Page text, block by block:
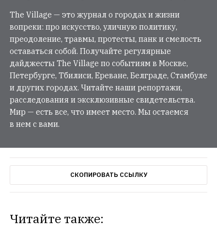
The Village — это журнал о городах и жизни
вопреки: про искусство, уличную политику,
преодоление, травмы, протесты, панк и смелость
оставаться собой. Получайте регулярные
дайджесты The Village по событиям в Москве,
Петербурге, Тбилиси, Ереване, Белграде, Стамбуле
и других городах. Читайте наши репортажи,
расследования и эксклюзивные свидетельства.
Мир — есть все, что имеет место. Мы остаемся
в нем с вами.
СКОПИРОВАТЬ ССЫЛКУ
Читайте также: